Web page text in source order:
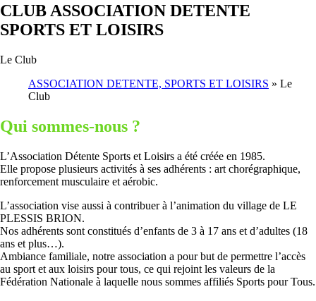
CLUB ASSOCIATION DETENTE
SPORTS ET LOISIRS
Le Club
ASSOCIATION DETENTE, SPORTS ET LOISIRS » Le
Club
Qui sommes-nous ?
L’Association Détente Sports et Loisirs a été créée en 1985.
Elle propose plusieurs activités à ses adhérents : art chorégraphique,
renforcement musculaire et aérobic.
L’association vise aussi à contribuer à l’animation du village de LE
PLESSIS BRION.
Nos adhérents sont constitués d’enfants de 3 à 17 ans et d’adultes (18
ans et plus…).
Ambiance familiale, notre association a pour but de permettre l’accès
au sport et aux loisirs pour tous, ce qui rejoint les valeurs de la
Fédération Nationale à laquelle nous sommes affiliés Sports pour Tous.